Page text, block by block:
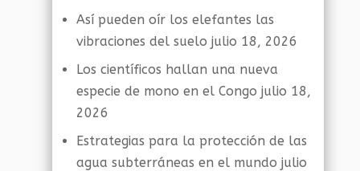
Así pueden oír los elefantes las
vibraciones del suelo julio 18, 2026
Los científicos hallan una nueva
especie de mono en el Congo julio 18,
2026
Estrategias para la protección de las
agua subterráneas en el mundo julio